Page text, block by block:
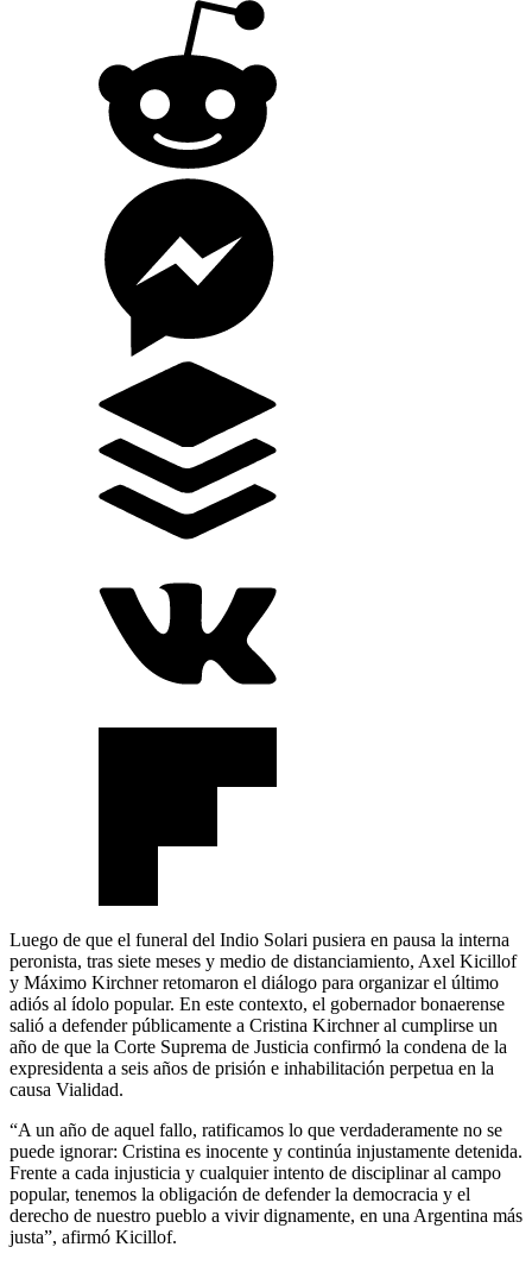
Luego de que el funeral del Indio Solari pusiera en pausa la interna
peronista, tras siete meses y medio de distanciamiento, Axel Kicillof
y Máximo Kirchner retomaron el diálogo para organizar el último
adiós al ídolo popular. En este contexto, el gobernador bonaerense
salió a defender públicamente a Cristina Kirchner al cumplirse un
año de que la Corte Suprema de Justicia confirmó la condena de la
expresidenta a seis años de prisión e inhabilitación perpetua en la
causa Vialidad.
“A un año de aquel fallo, ratificamos lo que verdaderamente no se
puede ignorar: Cristina es inocente y continúa injustamente detenida.
Frente a cada injusticia y cualquier intento de disciplinar al campo
popular, tenemos la obligación de defender la democracia y el
derecho de nuestro pueblo a vivir dignamente, en una Argentina más
justa”, afirmó Kicillof.